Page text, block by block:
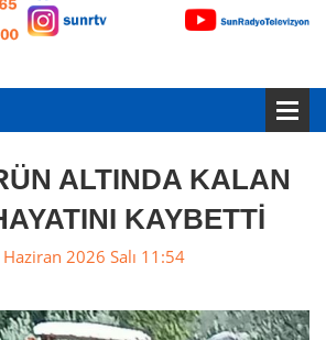
ALTINDA KALAN
KAYBETTİ
2026 Salı 11:54